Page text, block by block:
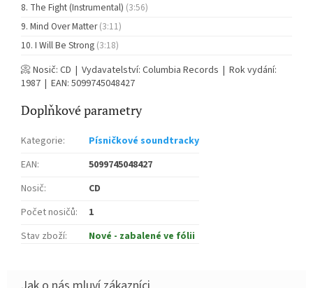
The Fight (Instrumental) (3:56)
Mind Over Matter(3:11)
I Will Be Strong (3:18)
📀 Nosič: CD | Vydavatelství: Columbia Records | Rok vydání:
1987 | EAN: 5099745048427
Doplňkové parametry
Kategorie:
Písničkové soundtracky
EAN:
5099745048427
Nosič:
CD
Počet nosičů:
1
Stav zboží: Nové - zabalené ve fólii